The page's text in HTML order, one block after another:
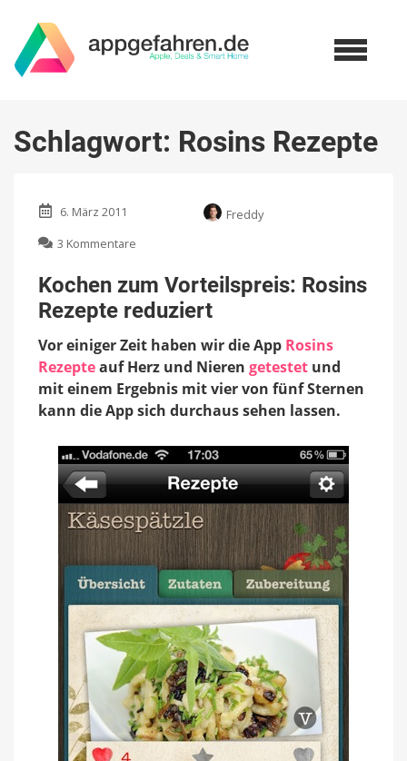
Schlagwort: Rosins Rezepte
6. März 2011
Freddy
3 Kommentare
zum
Vorteilspreis:
Rosins
reduziert
Kochen zum Vorteilspreis: Rosins
Rezepte reduziert
Vor einiger Zeit haben wir die App Rosins
Rezepteauf Herz und Nieren getestet und
mit einem Ergebnis mit vier von fünf Sternen
kann die App sich durchaus sehen lassen.